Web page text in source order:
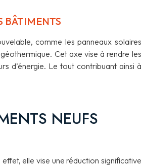
BÂTIMENTS
comme les panneaux solaires
Cet axe vise à rendre les
d’énergie. Le tout contribuant ainsi à
NEUFS
elle vise une réduction significative